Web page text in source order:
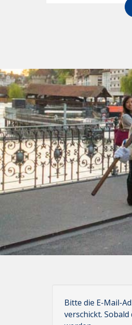
Bitte die E-Mail-
verschickt.